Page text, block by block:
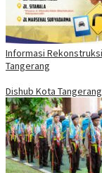
Informasi
Tangerang
Dishub Kota